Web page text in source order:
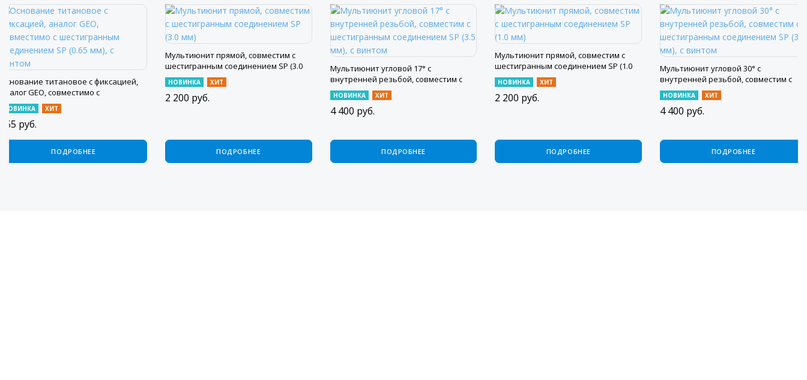
Основание титановое с фиксацией,
аналог GEO, совместимо с
шестигранным соединением SP (0.65
мм), с винтом
НОВИНКА ХИТ
655 руб.
ПОДРОБНЕЕ
Мультиюнит прямой, совместим с
шестигранным соединением SP (3.0
мм)
НОВИНКА ХИТ
2 200 руб.
ПОДРОБНЕЕ
Мультиюнит угловой 17° с
внутренней резьбой, совместим с
шестигранным соединением SP (3.5
мм), с винтом
НОВИНКА ХИТ
4 400 руб.
ПОДРОБНЕЕ
Мультиюнит прямой, совместим с
шестигранным соединением SP (1.0
мм)
НОВИНКА ХИТ
2 200 руб.
ПОДРОБНЕЕ
Мультиюнит угловой 30° с
внутренней резьбой, совместим с
шестигранным соединением SP (3.5
мм), с винтом
НОВИНКА ХИТ
4 400 руб.
ПОДРОБНЕЕ